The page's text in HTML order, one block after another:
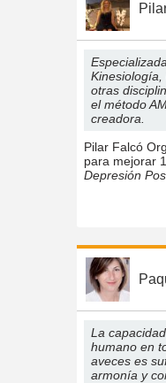
otras
el método
creadora.
Pilar Falcó
para mejorar
Depresión
La
humano en
aveces es
armonía y